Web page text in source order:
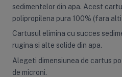
sedimentelor din apa. Acest
polipropilena pura 100% (fara
Cartusul elimina cu succes
rugina si alte solide din apa.
Alegeti dimensiunea de cartus
de microni.